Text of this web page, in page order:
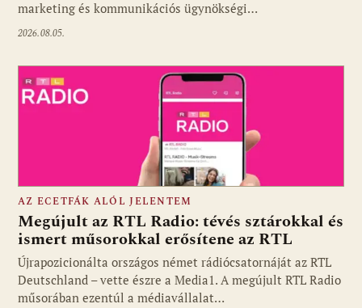
marketing és kommunikációs ügynökségi…
2026.08.05.
Fotó: media1.hu
AZ ECETFÁK ALÓL JELENTEM
Megújult az RTL Radio: tévés sztárokkal és
ismert műsorokkal erősítene az RTL
Újrapozicionálta országos német rádiócsatornáját az RTL
Deutschland – vette észre a Media1. A megújult RTL Radio
műsorában ezentúl a médiavállalat…